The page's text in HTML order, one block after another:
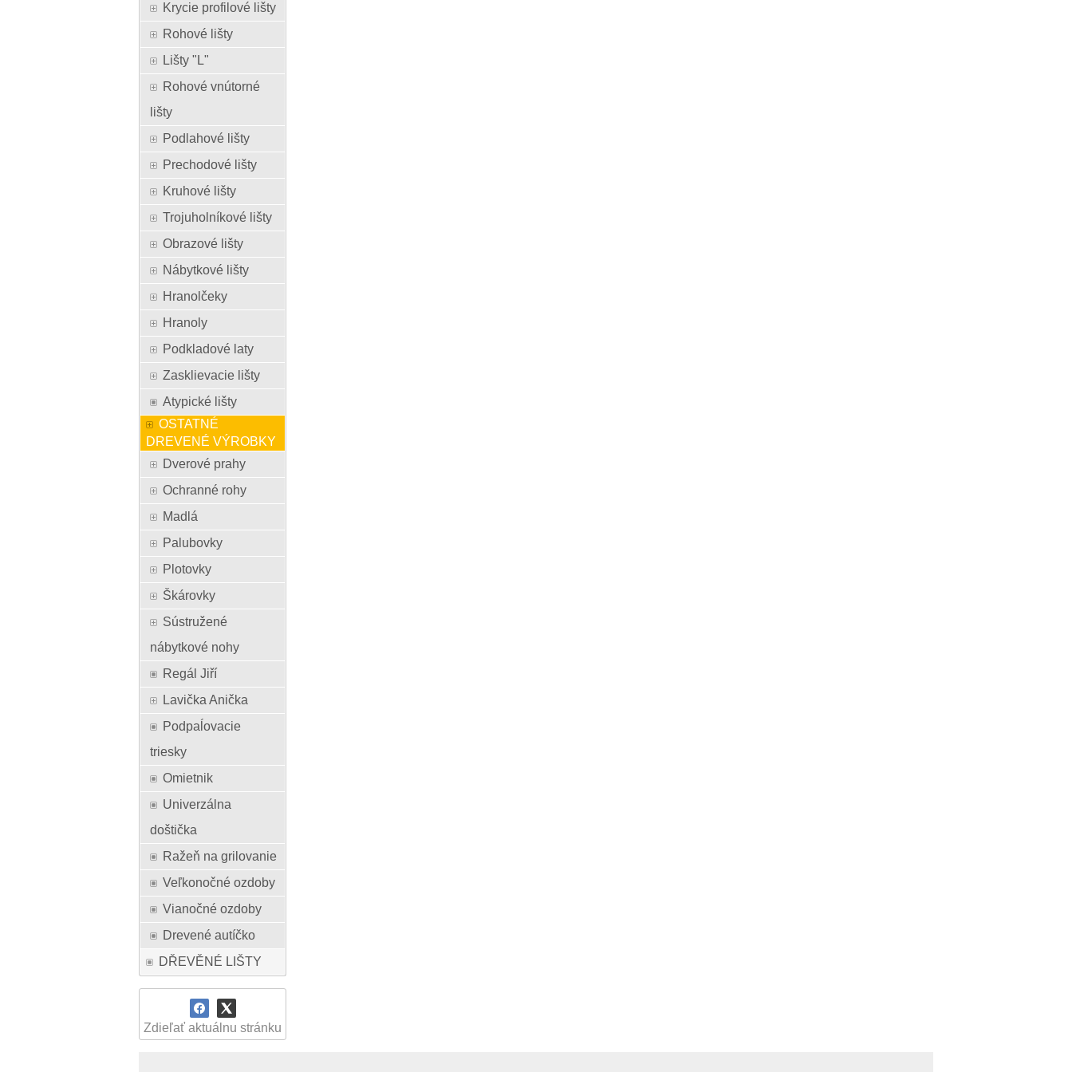
Krycie profilové lišty
Rohové lišty
Lišty "L"
Rohové vnútorné
lišty
Podlahové lišty
Prechodové lišty
Kruhové lišty
Trojuholníkové lišty
Obrazové lišty
Nábytkové lišty
Hranolčeky
Hranoly
Podkladové laty
Zasklievacie lišty
Atypické lišty
OSTATNÉ
DREVENÉ VÝROBKY
Dverové prahy
Ochranné rohy
Madlá
Palubovky
Plotovky
Škárovky
Sústružené
nábytkové nohy
Regál Jiří
Lavička Anička
Podpaĺovacie
triesky
Omietnik
Univerzálna
doštička
Ražeň na grilovanie
Veľkonočné ozdoby
Vianočné ozdoby
Drevené autíčko
DŘEVĚNÉ LIŠTY
Zdieľať aktuálnu stránku